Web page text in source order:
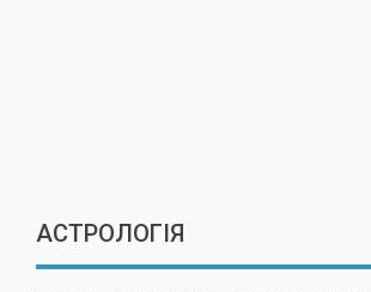
АСТРОЛОГІЯ